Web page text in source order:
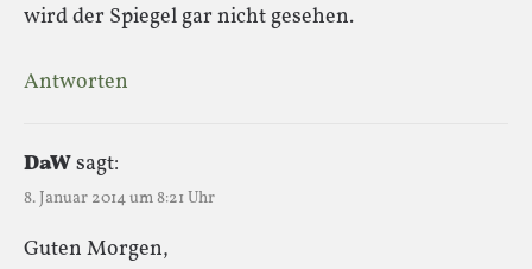
wird der Spiegel gar nicht gesehen.
Antworten
DaWsagt:
8. Januar 2014 um 8:21 Uhr
Guten Morgen,